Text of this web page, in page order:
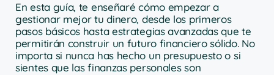
En esta guía, te enseñaré cómo empezar a
gestionar mejor tu dinero, desde los primeros
pasos básicos hasta estrategias avanzadas que te
permitirán construir un futuro financiero sólido. No
importa si nunca has hecho un presupuesto o si
sientes que las finanzas personales son